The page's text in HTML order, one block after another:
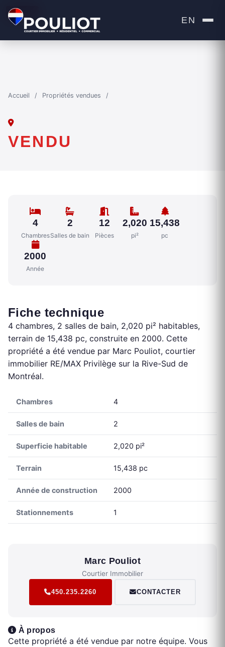
EN
Accueil / Propriétés vendues /
VENDU
VENDU
4
Chambres
2
Salles de bain
12
Pièces
2,020
pi²
15,438
pc
2000
Année
Fiche technique
4 chambres, 2 salles de bain, 2,020 pi² habitables,
terrain de 15,438 pc, construite en 2000. Cette
propriété a été vendue par Marc Pouliot, courtier
immobilier RE/MAX Privilège sur la Rive-Sud de
Montréal.
Chambres 4
Salles de bain 2
Superficie habitable 2,020 pi²
Terrain 15,438 pc
Année de construction 2000
Stationnements 1
Marc Pouliot
Courtier Immobilier
450.235.2260 CONTACTER
À propos
Cette propriété a été vendue par notre équipe. Vous